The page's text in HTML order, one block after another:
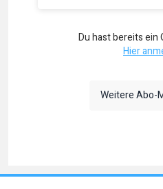
Du hast bereits ein
Hier
Weitere Abo-